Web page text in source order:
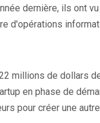
dernière, ils ont
d'opérations
millions de dollars
en phase de
pour créer une